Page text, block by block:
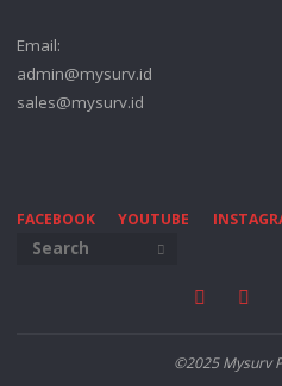
Email:
admin@mysurv.id
sales@mysurv.id
FACEBOOK YOUTUBE
©2025 Mysurv